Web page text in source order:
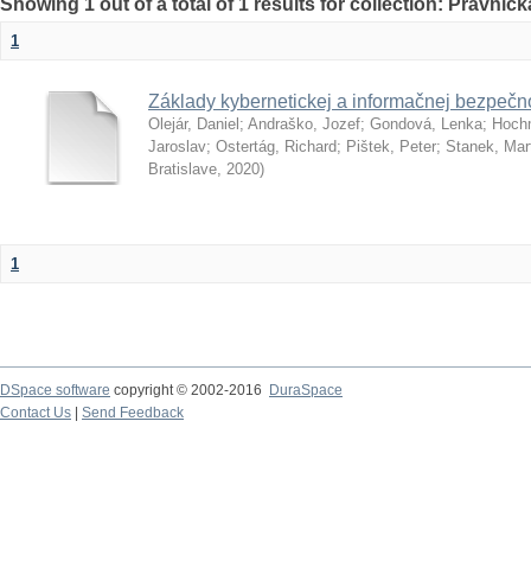
Showing 1 out of a total of 1 results for collection:
1
Základy kybernetickej a informačnej
Olejár, Daniel ; Andraško, Jozef; Gondová, Lenka;
Jaroslav; Ostertág, Richard; Pištek, Peter; Stanek,
Bratislave, 2020)
1
DSpace software copyright © 2002-2016
DuraSpace
Contact Us
Send Feedback